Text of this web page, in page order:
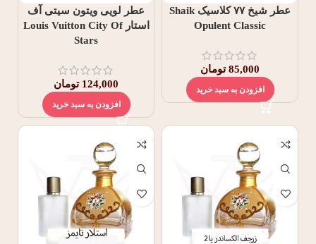
عطر شیخ ۷۷ کلاسیک Shaik
Opulent Classic
85,000 تومان
افزودن به سبد خرید
عطر لویی ویتون سیتی آف
استار Louis Vuitton City Of
Stars
124,000 تومان
افزودن به سبد خرید